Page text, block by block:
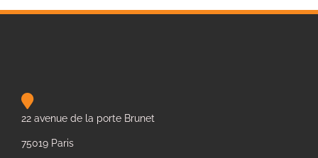
22 avenue de la porte Brunet
75019 Paris